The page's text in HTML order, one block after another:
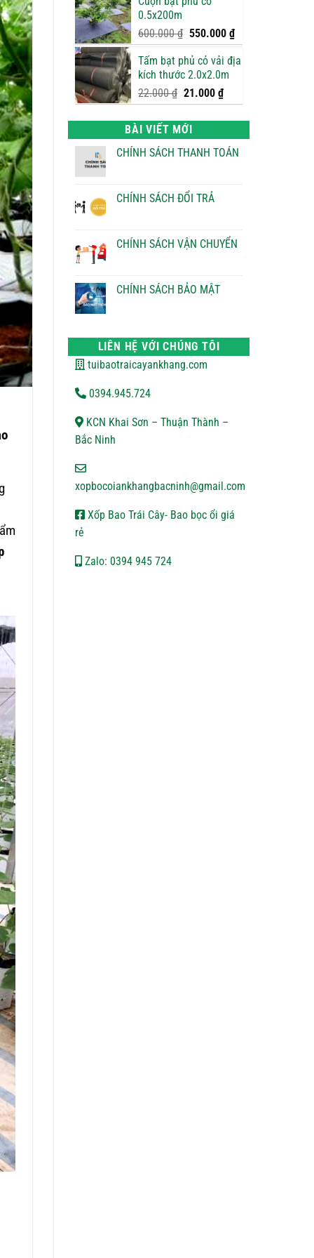
700.000 ₫.
0.5x200m
600.000₫ Giá
gốc
là:
600.000 ₫.
550.000 ₫Giá
hiện
tại
Tấm bạt phủ cỏ vải địa
kích thước 2.0x2.0m
22.000₫ Giá
gốc
là:
22.000 ₫.
21.000 ₫Giá
hiện
tại
là:
21.000 ₫.
BÀI VIẾT MỚI
CHÍNH SÁCH THANH TOÁN
luận
ở
TOÁN
CHÍNH SÁCH ĐỔI TRẢ
luận
ở
TRẢ
CHÍNH SÁCH VẬN CHUYỂN
luận
ởCHÍNH SÁCH BẢO MẬT
ở
CHÍNH
SÁCH
BẢO
LIÊN HỆ VỚI CHÚNG TÔI
tuibaotraicayankhang.com
0394.945.724
KCN Khai Sơn – Thuận Thành –
Bắc Ninh
xopbocoiankhangbacninh@gmail.com
Xốp Bao Trái Cây- Bao bọc ổi giá
rẻ
Zalo: 0394 945 724